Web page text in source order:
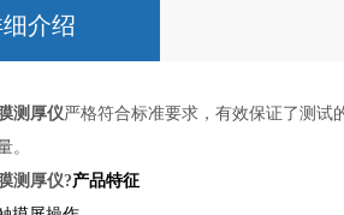
介绍
测厚仪严格符合标准要求，有效保证了测试
。
测厚仪?产品特征